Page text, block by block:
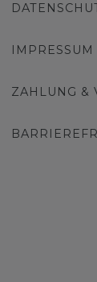
IMPRESSUM
ZAHLUNG &